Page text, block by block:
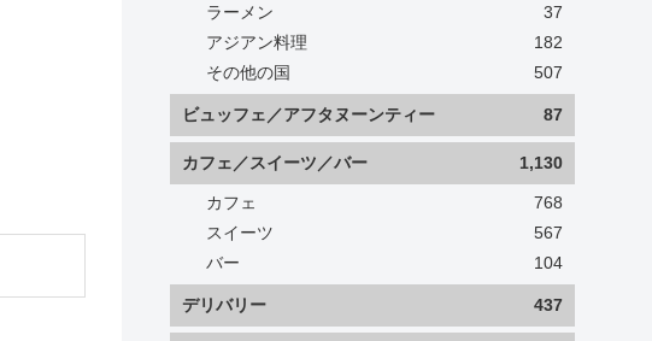
ラーメン
37
アジアン料理
182
その他の国
507
ビュッフェ／アフタヌーンティー 87
カフェ／スイーツ／バー 1,130
カフェ
768
スイーツ
567
バー
104
デリバリー 437